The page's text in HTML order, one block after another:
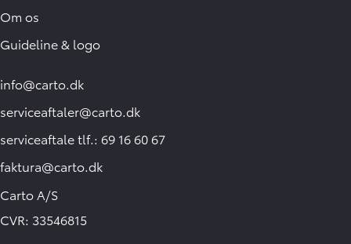
Om os
Guideline & logo
info@carto.dk
serviceaftaler@carto.dk
serviceaftale tlf.: 69 16 60 67
faktura@carto.dk
Carto A/S
CVR: 33546815